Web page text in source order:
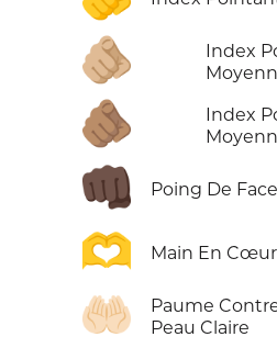
🫵🏼
Index
🫵🏽
Index
👊🏿 Poing De
🫶 Main En Cœur
🤲🏻
Paume
Peau Claire